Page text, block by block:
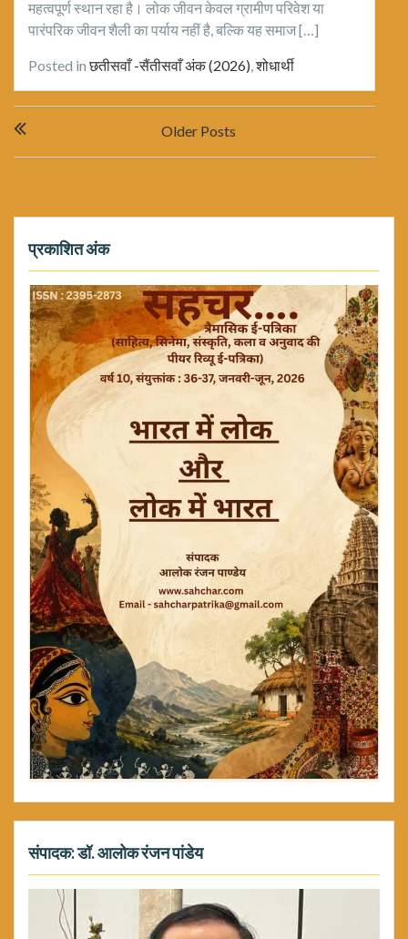
महत्वपूर्ण स्थान रहा है। लोक जीवन केवल ग्रामीण परिवेश या
पारंपरिक जीवन शैली का पर्याय नहीं है, बल्कि यह समाज […]
Posted inछतीसवाँ -सैंतीसवाँ अंक (2026) ,शोधार्थी
navigation
Older Posts
प्रकाशित अंक
संपादक: डॉ. आलोक रंजन पांडेय